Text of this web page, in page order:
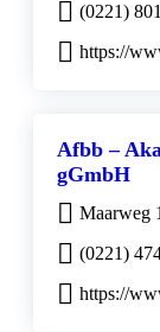
(0221)
https://
Afbb –
gGmbH
Maarweg
(0221)
https://